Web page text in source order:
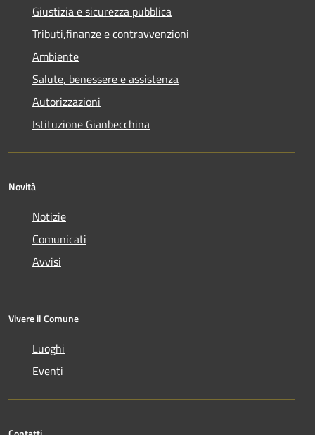
Giustizia e sicurezza pubblica
Tributi,finanze e contravvenzioni
Ambiente
Salute, benessere e assistenza
Autorizzazioni
Istituzione Gianbecchina
Novità
Notizie
Comunicati
Avvisi
Vivere il Comune
Luoghi
Eventi